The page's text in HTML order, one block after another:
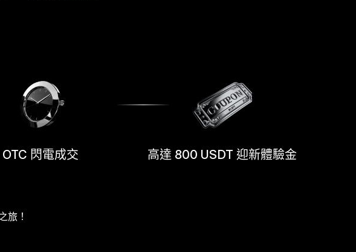
OTC 閃電成交 高達 800 USDT 迎新體驗金
旅！